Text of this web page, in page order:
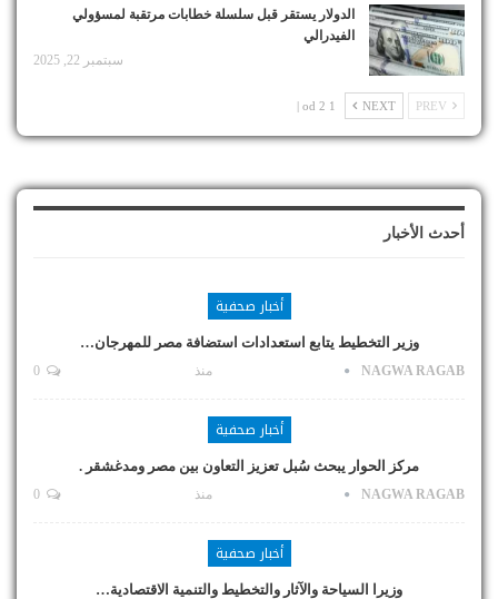
الدولار يستقر قبل سلسلة خطابات مرتقبة لمسؤولي
الفيدرالي
سبتمبر 22, 2025
NEXT
1 od 2 |
أحدث الأخبار
أخبار صحفية
وزير التخطيط يتابع استعدادات استضافة مصر للمهرجان…
NAGWA RAGAB منذ
أخبار صحفية
مركز الحوار يبحث سُبل تعزيز التعاون بين مصر ومدغشقر .
NAGWA RAGAB منذ
أخبار صحفية
وزيرا السياحة والآثار والتخطيط والتنمية الاقتصادية…